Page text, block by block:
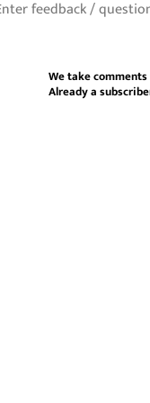
We take
Already a